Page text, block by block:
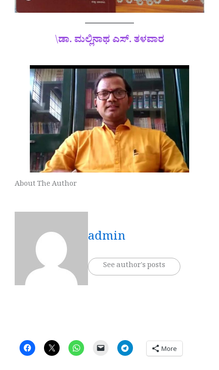
\ಡಾ. ಮಲ್ಲಿನಾಥ ಎಸ್. ತಳವಾರ
About The Author
admin
See author's posts
More